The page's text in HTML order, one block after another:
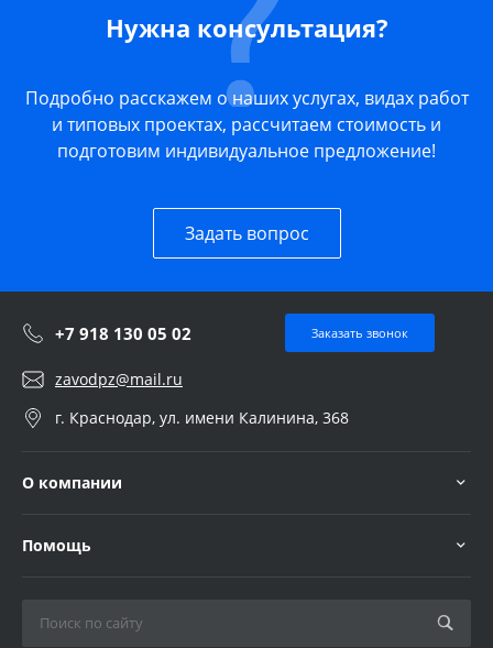
Нужна консультация?
Подробно расскажем о наших услугах, видах работ
и типовых проектах, рассчитаем стоимость и
подготовим индивидуальное предложение!
Задать вопрос
+7 918 130 05 02 Заказать звонок
zavodpz@mail.ru
г. Краснодар, ул. имени Калинина, 368
О компании
Помощь